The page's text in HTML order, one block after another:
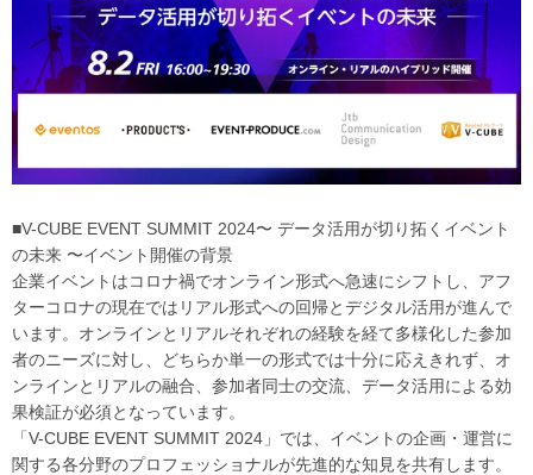
■V-CUBE EVENT SUMMIT 2024〜 データ活用が切り拓くイベント
の未来 〜イベント開催の背景
企業イベントはコロナ禍でオンライン形式へ急速にシフトし、アフ
ターコロナの現在ではリアル形式への回帰とデジタル活用が進んで
います。オンラインとリアルそれぞれの経験を経て多様化した参加
者のニーズに対し、どちらか単一の形式では十分に応えきれず、オ
ンラインとリアルの融合、参加者同士の交流、データ活用による効
果検証が必須となっています。
「V-CUBE EVENT SUMMIT 2024」では、イベントの企画・運営に
関する各分野のプロフェッショナルが先進的な知見を共有します。